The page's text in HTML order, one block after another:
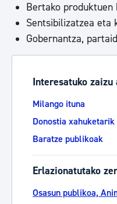
Bertako produktuen
Sentsibilizatzea eta
Gobernantza,
Interesatuko zaizu
Milango ituna
Donostia xahuketarik
Baratze publikoak
Erlazionatutako
Osasun publikoa,